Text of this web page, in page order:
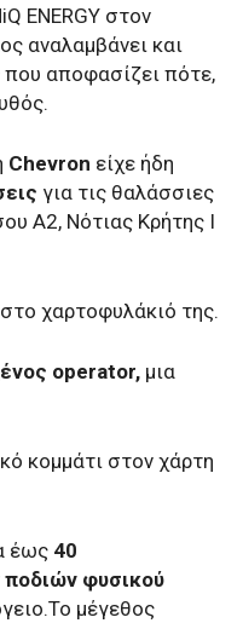
ENERGY στον
αναλαμβάνει και
αποφασίζει πότε,
Chevron είχε ήδη
για τις θαλάσσιες
Α2, Νότιας Κρήτης Ι
χαρτοφυλάκιό της.
operator, μια
κομμάτι στον χάρτη
έως 40
φυσικού
μέγεθος